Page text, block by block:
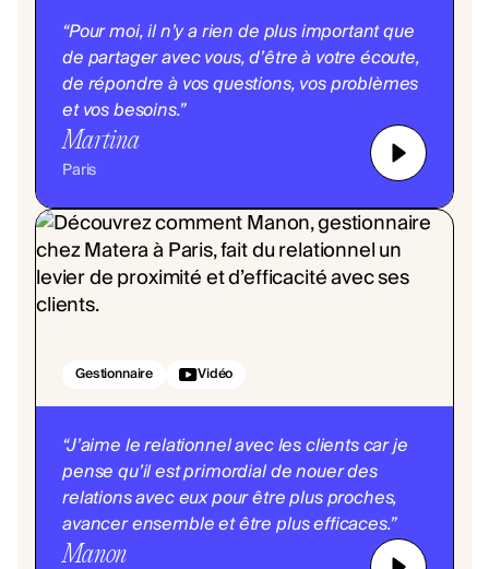
“Pour moi, il n’y a rien de plus important que
de partager avec vous, d’être à votre écoute,
de répondre à vos questions, vos problèmes
et vos besoins.”
Martina
Paris
Gestionnaire Vidéo
‍“J’aime le relationnel avec les clients car je
pense qu’il est primordial de nouer des
relations avec eux pour être plus proches,
avancer ensemble et être plus efficaces.”‍
Manon